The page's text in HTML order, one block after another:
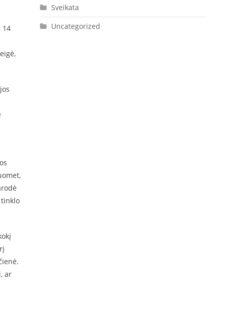
14
tinklo
ar
Sveikata
Uncategorized